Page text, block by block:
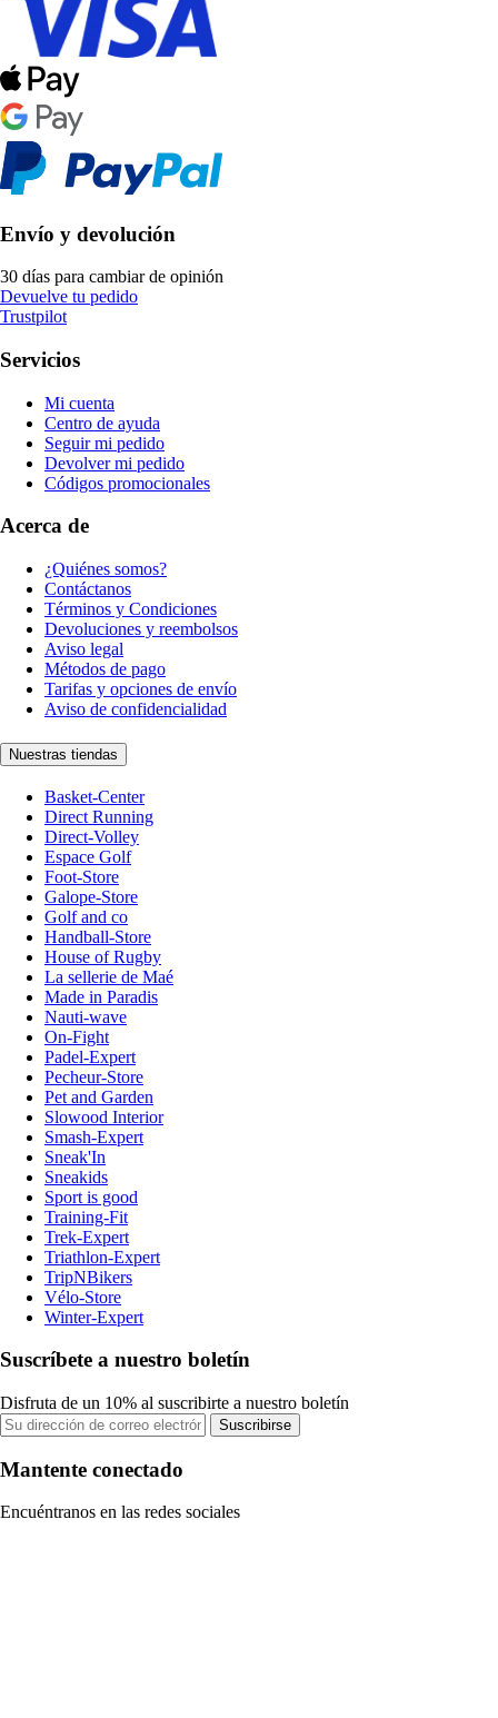
Envío y devolución
30 días para cambiar de opinión
Devuelve tu pedido
Trustpilot
Servicios
Mi cuenta
Centro de ayuda
Seguir mi pedido
Devolver mi pedido
Códigos promocionales
Acerca de
¿Quiénes somos?
Contáctanos
Términos y Condiciones
Devoluciones y reembolsos
Aviso legal
Métodos de pago
Tarifas y opciones de envío
Aviso de confidencialidad
Nuestras tiendas
Basket-Center
Direct Running
Direct-Volley
Espace Golf
Foot-Store
Galope-Store
Golf and co
Handball-Store
House of Rugby
La sellerie de Maé
Made in Paradis
Nauti-wave
On-Fight
Padel-Expert
Pecheur-Store
Pet and Garden
Slowood Interior
Smash-Expert
Sneak'In
Sneakids
Sport is good
Training-Fit
Trek-Expert
Triathlon-Expert
TripNBikers
Vélo-Store
Winter-Expert
Suscríbete a nuestro boletín
Disfruta de un 10% al suscribirte a nuestro boletín
Suscribirse
Mantente conectado
Encuéntranos en las redes sociales